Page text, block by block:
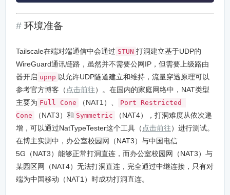
环境准备
Tailscale在端对端通信中会通过 STUN 打洞建立基于UDP的
WireGuard通讯链路，虽然并不需要公网IP，但需要上级路由
器开启 upnp 以允许UDP隧道建立和维持，流量穿透原理可以
参考官方博客（ 点击前往）。在国内的家庭网络中，NAT类型
主要为 Full Cone （NAT1）、
Port Restricted
Cone
（NAT3）和 Symmetric
（NAT4），打洞难度从依次递
增，可以通过NatTypeTester这个工具（ 点击前往）进行测试。
在博主实测中，办公室校园网（NAT3）与中国电信
5G（NAT3）能够正常打洞直连，而办公室校园网（NAT3）与
某园区网（NAT4）无法打洞直连，完全通过中继连接，只有对
端为中国移动（NAT1）时成功打洞直连。